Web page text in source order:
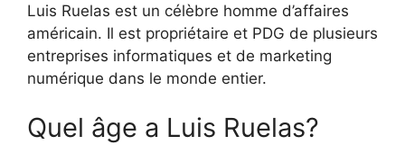
Luis Ruelas est un célèbre homme d’affaires
américain. Il est propriétaire et PDG de plusieurs
entreprises informatiques et de marketing
numérique dans le monde entier.
Quel âge a Luis Ruelas?